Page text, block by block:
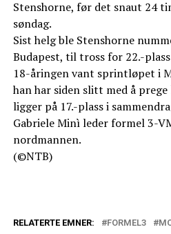
Stenshorne, før det snaut 24
søndag.
Sist helg ble Stenshorne
Budapest, til tross for 22.-
18-åringen vant sprintløpet i
han har siden slitt med å
ligger på 17.-plass i
Gabriele Minì leder formel 3-
nordmannen.
(©NTB)
RELATERTE EMNER: FORMEL3